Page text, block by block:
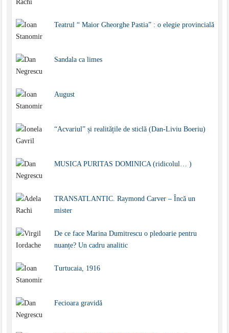
Teatrul “ Maior Gheorghe Pastia” : o elegie provincială
Sandala ca limes
August
“Acvariul” și realitățile de sticlă (Dan-Liviu Boeriu)
MUSICA PURITAS DOMINICA (ridicolul… )
TRANSATLANTIC. Raymond Carver – Încă un
mister
De ce face Marina Dumitrescu o pledoarie pentru
nuanțe? Un cadru analitic
Turtucaia, 1916
Fecioara gravidă